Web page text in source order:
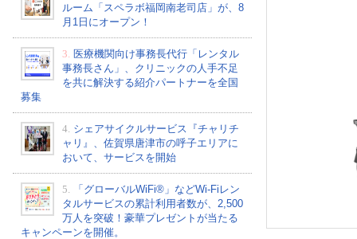
ルーム「スペラボ福岡南老司店」が、8
月1日にオープン！
3. 医療機関向け事務長代行「レンタル
事務長さん」、クリニックの人手不足
を共に解決する紹介パートナーを全国
募集
4. シェアサイクルサービス『チャリチ
ャリ』、佐賀県唐津市の呼子エリアに
おいて、サービスを開始
5.
「グローバルWiFi®」などWi-Fiレン
タルサービスの累計利用者数が、2,500
万人を突破！豪華プレゼントが当たる
キャンペーンを開催。